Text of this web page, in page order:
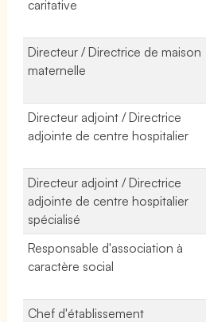
caritative
Directeur / Directrice de maison
maternelle
Directeur adjoint / Directrice
adjointe de centre hospitalier
Directeur adjoint / Directrice
adjointe de centre hospitalier
spécialisé
Responsable d'association à
caractère social
Chef d'établissement